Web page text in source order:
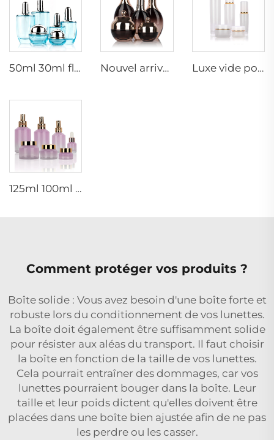
50ml 30ml flacon de verre bleu clair de luxe pour lotion visage cosmétique crème emballage avec pompe Nouvel arrivage, bouteille d'huile essentielle ovale en verre givré, emballage de sérum pour le visage en huile, bouteille pulvérisatrice, pot à crème, ensemble en verre Luxe vide pot de crème pour soins de la peau ensemble d'emballage 120ml 100ml 40ml bouteille pulvérisatrice cosmétique en verre
125ml 100ml 60ml 15ml 100g 50g 30g kit de soins de la peau en verre pompe cosmétique pulvérisateur sérum tonique flacon
Comment protéger vos produits ?
Boîte solide : Vous avez besoin d'une boîte forte et
robuste lors du conditionnement de vos lunettes.
La boîte doit également être suffisamment solide
pour résister aux aléas du transport. Il faut choisir
la boîte en fonction de la taille de vos lunettes.
Cela pourrait entraîner des dommages, car vos
lunettes pourraient bouger dans la boîte. Leur
taille et leur poids dictent qu'elles doivent être
placées dans une boîte bien ajustée afin de ne pas
les perdre ou les casser.